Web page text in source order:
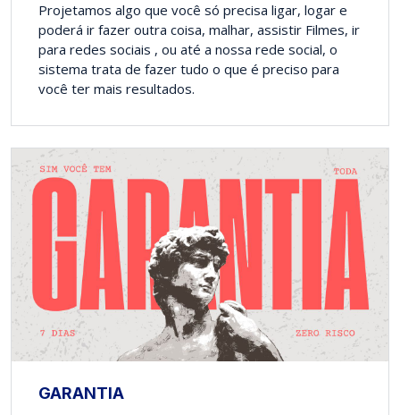
Projetamos algo que você só precisa ligar, logar e
poderá ir fazer outra coisa, malhar, assistir Filmes, ir
para redes sociais , ou até a nossa rede social, o
sistema trata de fazer tudo o que é preciso para
você ter mais resultados.
GARANTIA